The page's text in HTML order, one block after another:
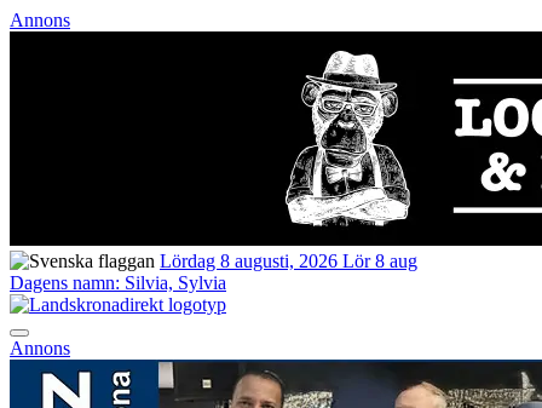
Annons
Lördag 8 augusti, 2026 Lör 8 aug
Dagens namn: Silvia, Sylvia
Annons